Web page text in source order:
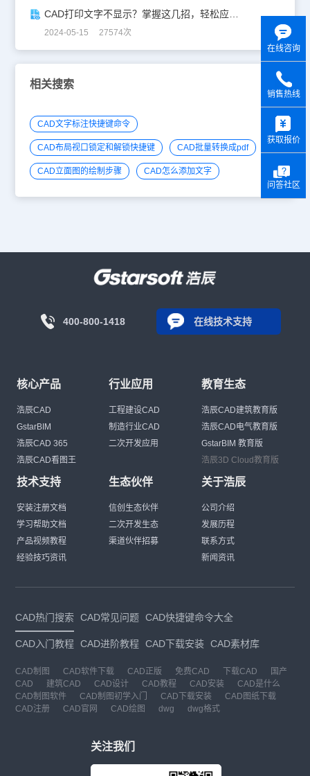
CAD打印文字不显示？掌握这几招，轻松应对！
2024-05-15 27574次
相关搜索
CAD文字标注快捷键命令
CAD布局视口锁定和解锁快捷键 CAD批量转换成pdf
CAD立面图的绘制步骤 CAD怎么添加文字
400-800-1418 在线技术支持
核心产品
浩辰CAD
GstarBIM
浩辰CAD 365
浩辰CAD看图王
行业应用
工程建设CAD
制造行业CAD
二次开发应用
教育生态
浩辰CAD建筑教育版
浩辰CAD电气教育版
GstarBIM 教育版
浩辰3D Cloud教育版
技术支持
安装注册文档
学习帮助文档
产品视频教程
经验技巧资讯
生态伙伴
信创生态伙伴
二次开发生态
渠道伙伴招募
关于浩辰
公司介绍
发展历程
联系方式
新闻资讯
CAD热门搜索 CAD常见问题 CAD快捷键命令大全
CAD入门教程 CAD进阶教程 CAD下载安装 CAD素材库
CAD制图 CAD软件下载 CAD正版 免费CAD 下载CAD
国产
CAD
建筑CAD CAD设计 CAD教程 CAD安装
CAD是什么
CAD制图软件
CAD制图初学入门 CAD下载安装
CAD图纸下载
CAD注册
CAD官网 CAD绘图 dwg dwg格式
关注我们
在线咨询
销售热线
获取报价
问答社区